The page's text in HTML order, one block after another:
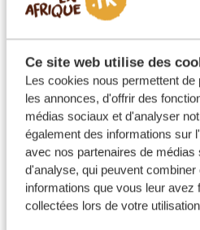
Ce site web utilise des
Les cookies nous permettent de
les annonces, d'offrir des
médias sociaux et d'analyser
également des informations sur
avec nos partenaires de médias
d'analyse, qui peuvent
informations que vous leur avez
collectées lors de votre
déroule exactement
quelques averses près, qui
mais de courte durée. Avec
sentiers boueux et les
empêcheront pas de profiter